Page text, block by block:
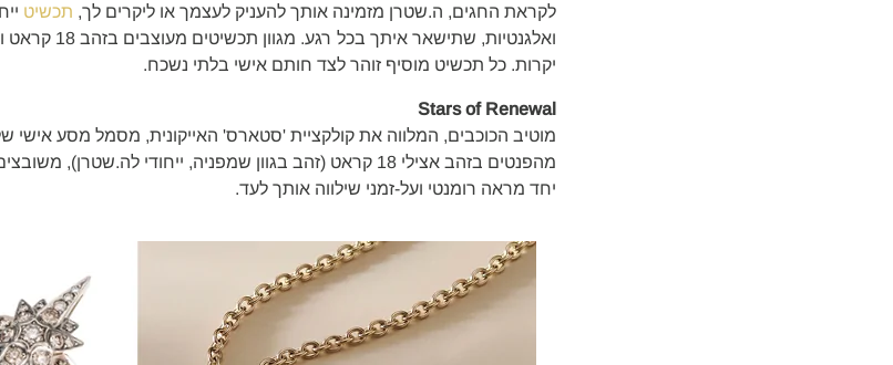
לקראת החגים, ה.שטרן מזמינה אותך להעניק לעצמך או ליקרים לך, תכשיט
ואלגנטיות,
יקרות. כל תכשיט מוסיף זוהר לצד חותם אישי בלתי נשכח.
Stars of Renewal
מוטיב הכוכבים, המלווה את קולקציית 'סטארס' האייקונית, מסמל מסע אישי
מהפנטים בזהב אצילי 18 קראט (זהב בגוון שמפניה, ייחודי
יחד מראה רומנטי ועל-זמני שילווה אותך לעד.